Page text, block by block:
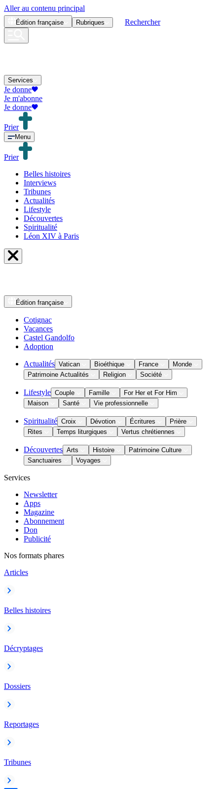
Aller au contenu principal
Édition française Rubriques Rechercher
Services
Je donne
Je m'abonne
Je donne
Prier
Menu
Prier
Belles histoires
Interviews
Tribunes
Actualités
Lifestyle
Découvertes
Spiritualité
Léon XIV à Paris
Édition française
Cotignac
Vacances
Castel Gandolfo
Adoption
Actualités Vatican Bioéthique France
Monde
Patrimoine Actualités
Religion Société
Lifestyle Couple Famille
For Her et For Him
Maison
Santé Vie professionnelle
Spiritualité Croix Dévotion Écritures
Prière
Rites
Temps liturgiques Vertus chrétiennes
Découvertes Arts Histoire
Patrimoine Culture
Sanctuaires
Voyages
Services
Newsletter
Apps
Magazine
Abonnement
Don
Publicité
Nos formats phares
Articles
Belles histoires
Décryptages
Dossiers
Reportages
Tribunes